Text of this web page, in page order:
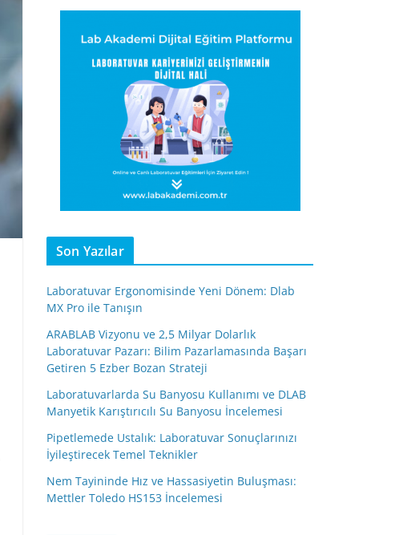
Son Yazılar
Laboratuvar Ergonomisinde Yeni Dönem: Dlab
MX Pro ile Tanışın
ARABLAB Vizyonu ve 2,5 Milyar Dolarlık
Laboratuvar Pazarı: Bilim Pazarlamasında Başarı
Getiren 5 Ezber Bozan Strateji
Laboratuvarlarda Su Banyosu Kullanımı ve DLAB
Manyetik Karıştırıcılı Su Banyosu İncelemesi
Pipetlemede Ustalık: Laboratuvar Sonuçlarınızı
İyileştirecek Temel Teknikler
Nem Tayininde Hız ve Hassasiyetin Buluşması:
Mettler Toledo HS153 İncelemesi